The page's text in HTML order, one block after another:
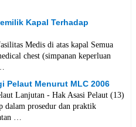
Kapal Terhadap
Medis di atas kapal Semua
chest (simpanan keperluan
Pelaut Menurut MLC 2006
Lanjutan - Hak Asasi Pelaut (13)
dalam prosedur dan praktik
…